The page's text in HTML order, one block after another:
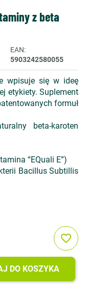
z beta
EAN
5903242580055
wpisuje się w ideę
etykiety. Suplement
formuł
beta-karoten
“EQuali E”)
Bacillus Subtillis
DO KOSZYKA
favorite_border